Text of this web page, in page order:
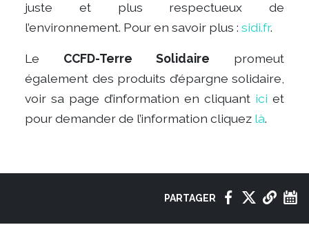
juste et plus respectueux de
l’environnement. Pour en savoir plus : sidi.fr.
Le CCFD-Terre Solidaire promeut
également des produits d’épargne solidaire,
voir sa page d’information en cliquant ici et
pour demander de l’information cliquez là.
PARTAGER